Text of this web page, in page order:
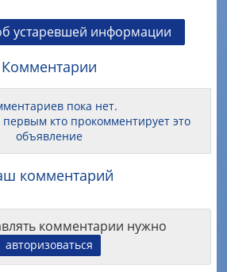
устаревшей информации
Комментарии
пока нет.
кто прокомментирует это
объявление
комментарий
комментарии нужно
авторизоваться